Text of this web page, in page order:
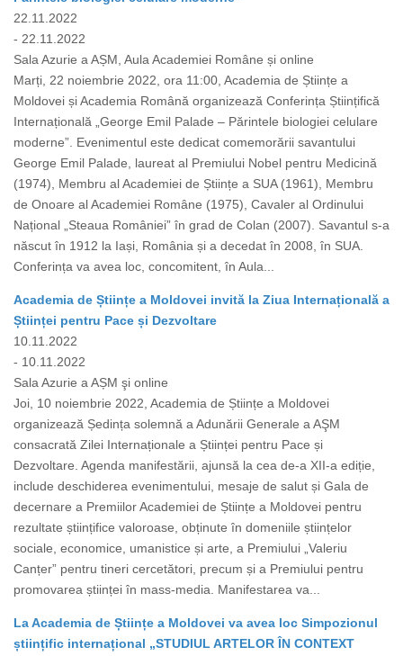
22.11.2022
- 22.11.2022
Sala Azurie a AȘM, Aula Academiei Române și online
Marți, 22 noiembrie 2022, ora 11:00, Academia de Științe a
Moldovei și Academia Română organizează Conferința Științifică
Internațională „George Emil Palade – Părintele biologiei celulare
moderne”. Evenimentul este dedicat comemorării savantului
George Emil Palade, laureat al Premiului Nobel pentru Medicină
(1974), Membru al Academiei de Științe a SUA (1961), Membru
de Onoare al Academiei Române (1975), Cavaler al Ordinului
Național „Steaua României” în grad de Colan (2007). Savantul s-a
născut în 1912 la Iași, România și a decedat în 2008, în SUA.
Conferința va avea loc, concomitent, în Aula...
Academia de Științe a Moldovei invită la Ziua Internațională a
Științei pentru Pace și Dezvoltare
10.11.2022
- 10.11.2022
Sala Azurie a AȘM şi online
Joi, 10 noiembrie 2022, Academia de Științe a Moldovei
organizează Ședința solemnă a Adunării Generale a AŞM
consacrată Zilei Internaționale a Științei pentru Pace și
Dezvoltare. Agenda manifestării, ajunsă la cea de-a XII-a ediție,
include deschiderea evenimentului, mesaje de salut și Gala de
decernare a Premiilor Academiei de Științe a Moldovei pentru
rezultate științifice valoroase, obținute în domeniile științelor
sociale, economice, umanistice și arte, a Premiului „Valeriu
Canțer” pentru tineri cercetători, precum și a Premiului pentru
promovarea științei în mass-media. Manifestarea va...
La Academia de Științe a Moldovei va avea loc Simpozionul
științific internațional „STUDIUL ARTELOR ÎN CONTEXT